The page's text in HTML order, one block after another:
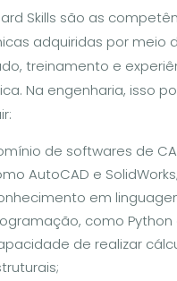
Skills são as
adquiridas por meio
treinamento e
Na engenharia, isso
de softwares de
AutoCAD e SolidWorks;
em
como Python
de realizar